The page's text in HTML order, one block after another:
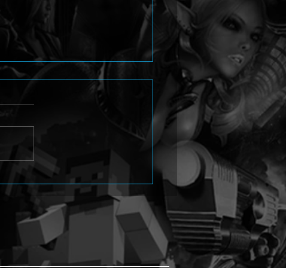
Persona 4 Revival stellt Yukiko
Amagi im neuen Trailer vor